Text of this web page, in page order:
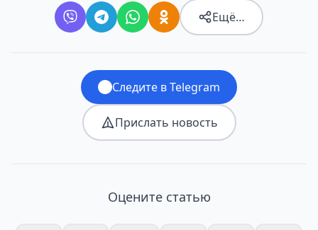
Ещё…
Следите в Telegram
Прислать новость
Оцените статью